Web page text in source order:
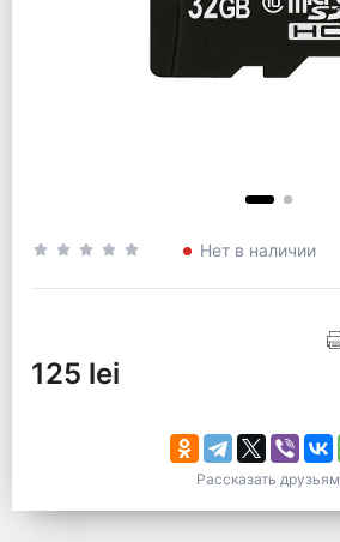
Нет в наличии
125 lei
Рассказать друзьям